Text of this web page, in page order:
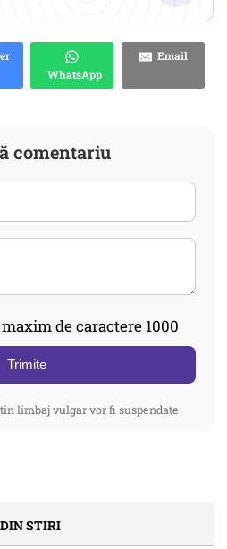
WhatsApp
Email
comentariu
de caractere 1000
Trimite
limbaj vulgar vor fi suspendate
STIRI